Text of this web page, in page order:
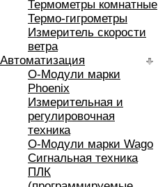
Термометры комнатные
Термо-гигрометры
Измеритель скорости
ветра
Автоматизация
O-Модули марки
Phoenix
Измерительная и
регулировочная
техника
O-Модули марки Wago
Сигнальная техника
ПЛК